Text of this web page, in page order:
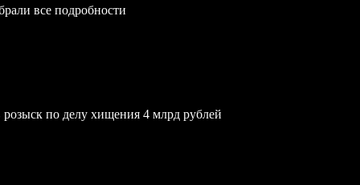
все подробности
по делу хищения 4 млрд рублей